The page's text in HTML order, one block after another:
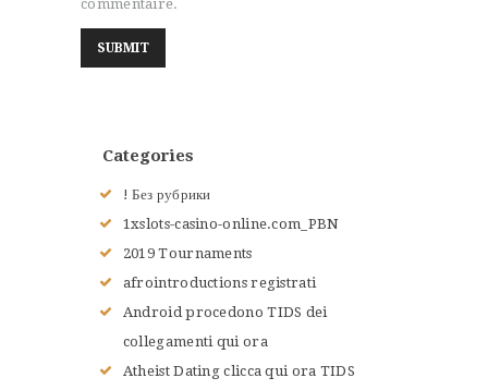
L’HISTOIRE DU JUDO
NOS VALEURS
commentaire.
Categories
! Без рубрики
1xslots-casino-online.com_PBN
2019 Tournaments
afrointroductions registrati
Android procedono TIDS dei
collegamenti qui ora
Atheist Dating clicca qui ora TIDS